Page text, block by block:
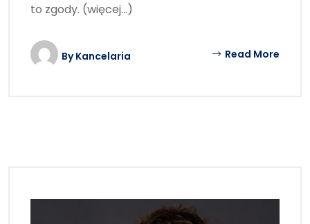
to zgody. (więcej…)
ByKancelaria Read More